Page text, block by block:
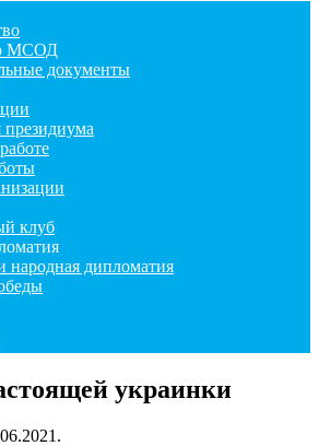
МСОД
документы
президиума
клуб
народная дипломатия
украинки
.